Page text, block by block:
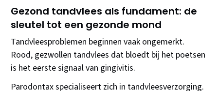
Gezond tandvlees als fundament: de
sleutel tot een gezonde mond
Tandvleesproblemen beginnen vaak ongemerkt.
Rood, gezwollen tandvlees dat bloedt bij het poetsen
is het eerste signaal van gingivitis.
Parodontax specialiseert zich in tandvleesverzorging.